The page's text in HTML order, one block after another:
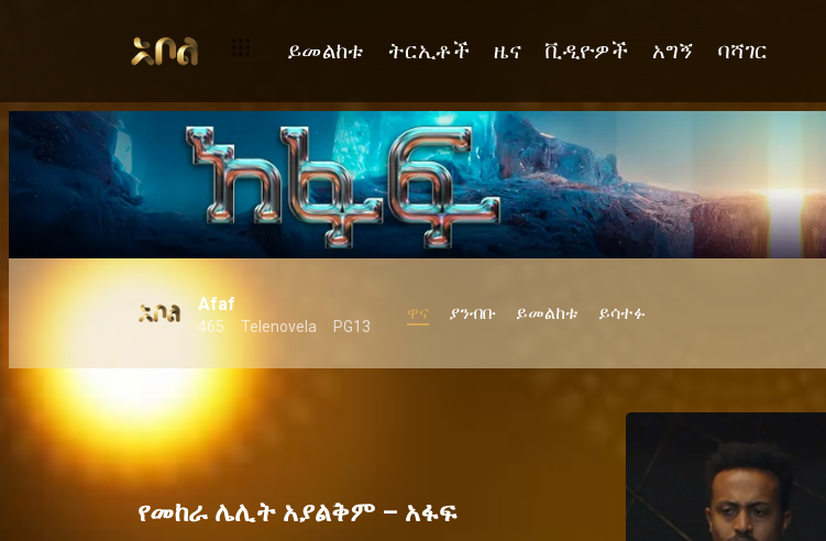
ይመልከቱ ትርኢቶች ዜና ቪዲዮዎች አግኝ ባሻገር
Afaf
465 Telenovela PG13
ዋና ያንብቡ ይመልከቱ ይሳተፉ
የመከራ ሌሊት አያልቅም – አፋፍ